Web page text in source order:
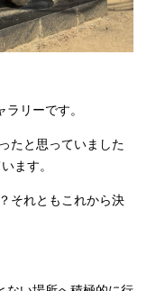
リーです。
たと思っていました
ます。
それともこれから決